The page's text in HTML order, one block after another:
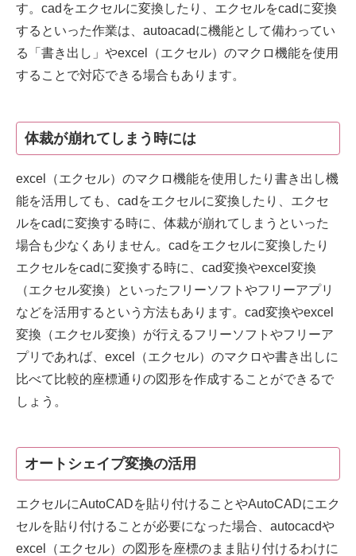
す。cadをエクセルに変換したり、エクセルをcadに変換
するといった作業は、autoacadに機能として備わってい
る「書き出し」やexcel（エクセル）のマクロ機能を使用
することで対応できる場合もあります。
体裁が崩れてしまう時には
excel（エクセル）のマクロ機能を使用したり書き出し機
能を活用しても、cadをエクセルに変換したり、エクセ
ルをcadに変換する時に、体裁が崩れてしまうといった
場合も少なくありません。cadをエクセルに変換したり
エクセルをcadに変換する時に、cad変換やexcel変換
（エクセル変換）といったフリーソフトやフリーアプリ
などを活用するという方法もあります。cad変換やexcel
変換（エクセル変換）が行えるフリーソフトやフリーア
プリであれば、excel（エクセル）のマクロや書き出しに
比べて比較的座標通りの図形を作成することができるで
しょう。
オートシェイプ変換の活用
エクセルにAutoCADを貼り付けることやAutoCADにエク
セルを貼り付けることが必要になった場合、autocacdや
excel（エクセル）の図形を座標のまま貼り付けるわけに